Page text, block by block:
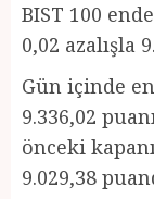
BIST 100
0,02 azalışla
Gün içinde
9.336,02
önceki
9.029,38